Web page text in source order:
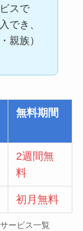
スで
でき、
親族）
無料期間
2週間無
料
初月無料
ービス一覧